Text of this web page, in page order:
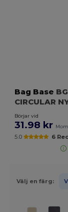
Bag Base
CIRCULAR
Börjar vid
31.98 kr
5.0 6
Välj en färg: